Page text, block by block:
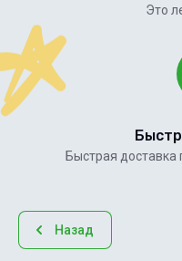
Это
Быстрая доставка
Назад